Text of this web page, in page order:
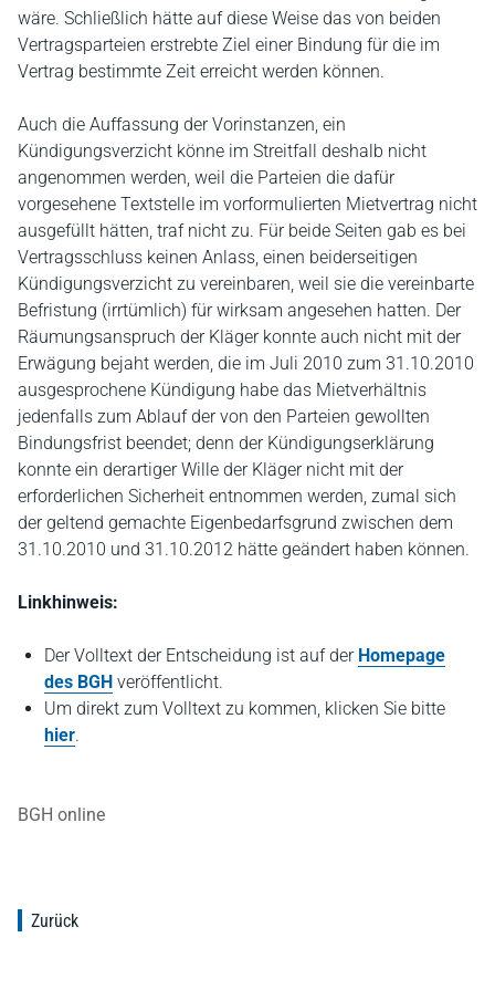
wäre. Schließlich hätte auf diese Weise das von beiden
Vertragsparteien erstrebte Ziel einer Bindung für die im
Vertrag bestimmte Zeit erreicht werden können.
Auch die Auffassung der Vorinstanzen, ein
Kündigungsverzicht könne im Streitfall deshalb nicht
angenommen werden, weil die Parteien die dafür
vorgesehene Textstelle im vorformulierten Mietvertrag nicht
ausgefüllt hätten, traf nicht zu. Für beide Seiten gab es bei
Vertragsschluss keinen Anlass, einen beiderseitigen
Kündigungsverzicht zu vereinbaren, weil sie die vereinbarte
Befristung (irrtümlich) für wirksam angesehen hatten. Der
Räumungsanspruch der Kläger konnte auch nicht mit der
Erwägung bejaht werden, die im Juli 2010 zum 31.10.2010
ausgesprochene Kündigung habe das Mietverhältnis
jedenfalls zum Ablauf der von den Parteien gewollten
Bindungsfrist beendet; denn der Kündigungserklärung
konnte ein derartiger Wille der Kläger nicht mit der
erforderlichen Sicherheit entnommen werden, zumal sich
der geltend gemachte Eigenbedarfsgrund zwischen dem
31.10.2010 und 31.10.2012 hätte geändert haben können.
Linkhinweis:
Der Volltext der Entscheidung ist auf der Homepage
des BGH veröffentlicht.
Um direkt zum Volltext zu kommen, klicken Sie bitte
hier.
BGH online
Zurück